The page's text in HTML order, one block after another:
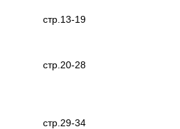
стр.13-19
стр.20-28
стр.29-34